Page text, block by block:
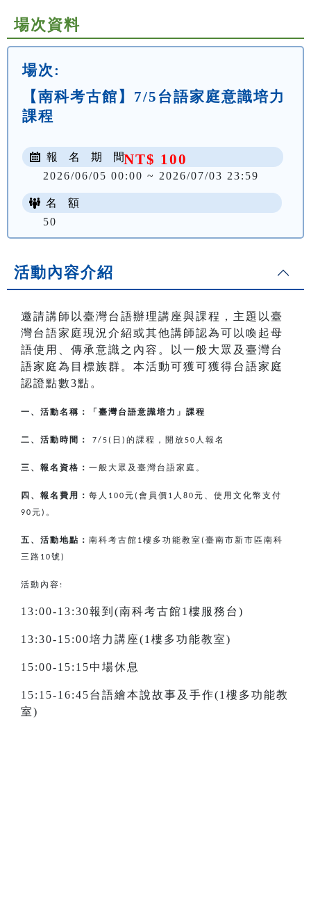
場次資料
場次:
【南科考古館】7/5台語家庭意識培力
課程
NT$ 100
報 名 期 間
2026/06/05 00:00 ~ 2026/07/03 23:59
名 額
50
活動內容介紹
邀請講師以臺灣台語辦理講座與課程，主題以臺
灣台語家庭現況介紹或其他講師認為可以喚起母
語使用、傳承意識之內容。以一般大眾及臺灣台
語家庭為目標族群。本活動可獲可獲得台語家庭
認證點數3點。
一、活動名稱：「臺灣台語意識培力」課程
二、活動時間： 7/5( 日 ) 的課程，開放50 人報名
三、報名資格： 一般大眾及臺灣台語家庭。
四、報名費用： 每人 100元( 會員價 1 人 80元、使用文化幣支付
90元 ) 。
五、活動地點： 南科考古館 1樓多功能教室( 臺南市新市區南科
三路 10號 )
活動內容:
13:00-13:30報到(南科考古館1樓服務台)
13:30-15:00培力講座(1樓多功能教室)
15:00-15:15中場休息
15:15-16:45台語繪本說故事及手作(1樓多功能教
室)